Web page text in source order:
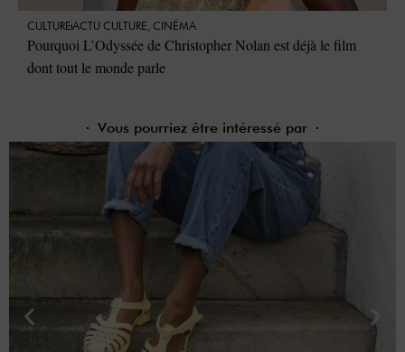
CULTUREACTU CULTURE, CINÉMA
Pourquoi L’Odyssée de Christopher Nolan est déjà le film
dont tout le monde parle
Vous pourriez être intéressé par